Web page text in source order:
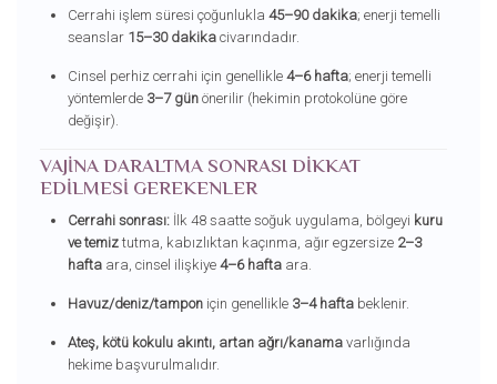
Cerrahi işlem süresi çoğunlukla 45–90 dakika; enerji temelli
seanslar 15–30 dakikacivarındadır.
Cinsel perhiz cerrahi için genellikle 4–6 hafta; enerji temelli
yöntemlerde 3–7 günönerilir (hekimin protokolüne göre
değişir).
VAJINA DARALTMA SONRASI DIKKAT
EDILMESI GEREKENLER
Cerrahi sonrası:İlk 48 saatte soğuk uygulama, bölgeyi kuru
ve temiztutma, kabızlıktan kaçınma, ağır egzersize 2–3
haftaara, cinsel ilişkiye 4–6 haftaara.
Havuz/deniz/tamponiçin genellikle 3–4 haftabeklenir.
Ateş, kötü kokulu akıntı, artan ağrı/kanamavarlığında
hekime başvurulmalıdır.